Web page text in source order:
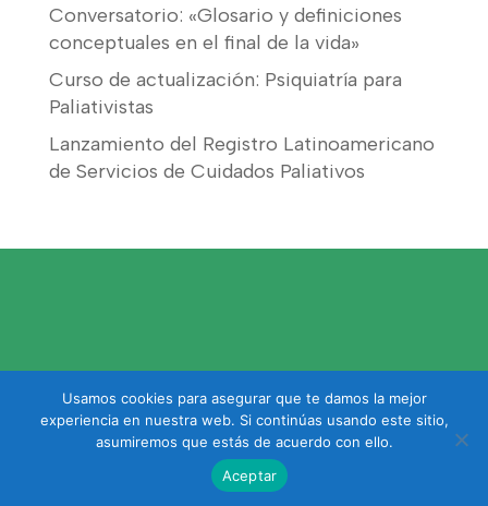
Conversatorio: «Glosario y definiciones
conceptuales en el final de la vida»
Curso de actualización: Psiquiatría para
Paliativistas
Lanzamiento del Registro Latinoamericano
de Servicios de Cuidados Paliativos
Diseño: KIBU | 2025/2026 © Asociación Argentina de Medicina
y Cuidados Paliativos
Usamos cookies para asegurar que te damos la mejor
experiencia en nuestra web. Si continúas usando este sitio,
asumiremos que estás de acuerdo con ello.
Aceptar